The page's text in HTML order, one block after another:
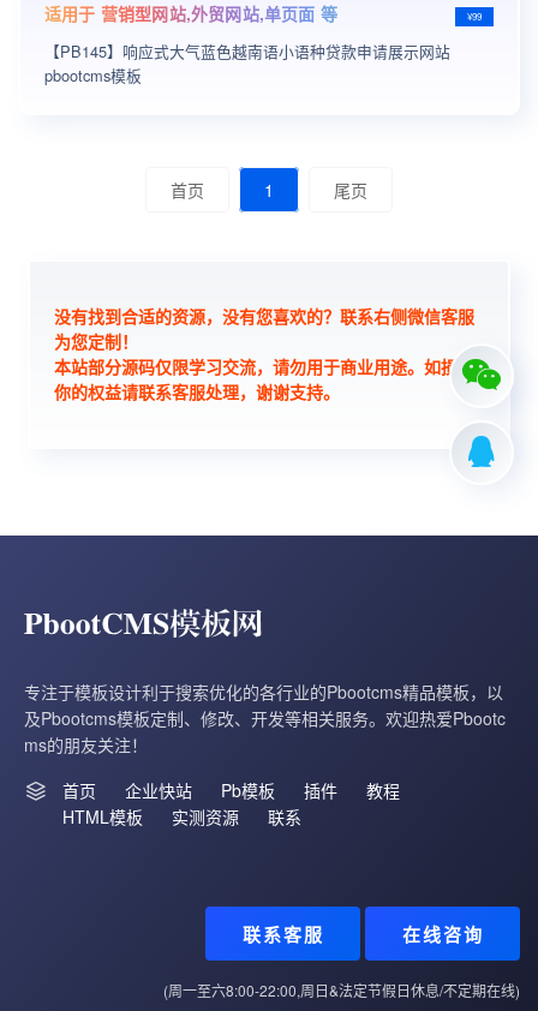
适用于 营销型网站,外贸网站,单页面 等
【PB145】响应式大气蓝色越南语小语种贷款申请展示网站
pbootcms模板
¥99
首页 1 尾页
没有找到合适的资源，没有您喜欢的？联系右侧微信客服
为您定制！
本站部分源码仅限学习交流，请勿用于商业用途。如损害
你的权益请联系客服处理，谢谢支持。
专注于模板设计利于搜索优化的各行业的Pbootcms精品模板，以
及Pbootcms模板定制、修改、开发等相关服务。欢迎热爱Pbootc
ms的朋友关注！
首页
企业快站 Pb模板 插件
教程
HTML模板
实测资源 联系
联系客服 在线咨询
(周一至六8:00-22:00,周日&法定节假日休息/不定期在线)